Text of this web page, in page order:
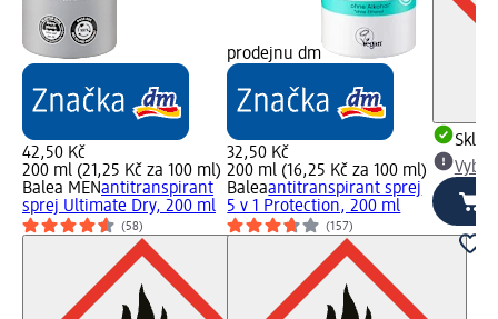
42,50 Kč
200 ml (21,25 Kč za 100 ml)
Balea MENantitranspirant
sprej Ultimate Dry, 200 ml
(58)
prodejnu dm
32,50 Kč
200 ml (16,25 Kč za 100 ml)
Baleaantitranspirant sprej
5 v 1 Protection, 200 ml
(157)